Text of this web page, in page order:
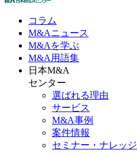
コラム
M&Aニュース
M&Aを学ぶ
M&A 用語集
日本M&A
センター
選ばれる理由
サービス
M&A事例
案件情報
セミナー・ナレッジ